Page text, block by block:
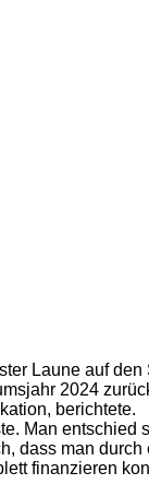
Laune auf den
2024
berichtete.
Man entschied
dass man
finanzieren